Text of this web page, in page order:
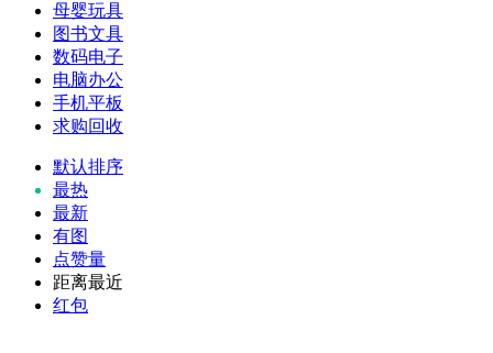
母婴玩具
图书文具
数码电子
电脑办公
手机平板
求购回收
默认排序
最热
最新
有图
点赞量
距离最近
红包